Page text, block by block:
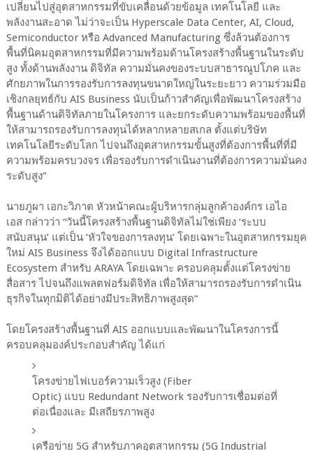
เปลี่ยนไปสู่อุตสาหกรรมที่ขับเคลื่อนด้วยข้อมูล เทคโนโลยี และ
พลังงานสะอาด ไม่ว่าจะเป็น Hyperscale Data Center, AI, Cloud,
Semiconductor หรือ Advanced Manufacturing ซึ่งล้วนต้องการ
พื้นที่นิคมอุตสาหกรรมที่มีความพร้อมด้านโครงสร้างพื้นฐานในระดับ
สูง ทั้งด้านพลังงาน ดิจิทัล ความมั่นคงของระบบสาธารณูปโภค และ
ศักยภาพในการรองรับการลงทุนขนาดใหญ่ในระยะยาว ความร่วมมือ
เชิงกลยุทธ์กับ AIS Business นับเป็นก้าวสำคัญเพื่อพัฒนาโครงสร้าง
พื้นฐานด้านดิจิทัลภายในโครงการ และยกระดับความพร้อมของพื้นที่
ให้สามารถรองรับการลงทุนได้หลากหลายสเกล ตั้งแต่บริษัท
เทคโนโลยีระดับโลก ไปจนถึงอุตสาหกรรมขั้นสูงที่ต้องการพื้นที่ที่มี
ความพร้อมครบวงจร เพื่อรองรับการดำเนินงานที่ต้องการความมั่นคง
ระดับสูง”
นายภูผา เอกะวิภาต หัวหน้าคณะผู้บริหารกลุ่มลูกค้าองค์กร เอไอ
เอส กล่าวว่า “วันนี้โครงสร้างพื้นฐานดิจิทัลไม่ใช่เพียง ‘ระบบ
สนับสนุน’ แต่เป็น ‘หัวใจของการลงทุน’ โดยเฉพาะในอุตสาหกรรมยุค
ใหม่ AIS Business จึงได้ออกแบบ Digital Infrastructure
Ecosystem สำหรับ ARAYA โดยเฉพาะ ครอบคลุมตั้งแต่โครงข่าย
สื่อสาร ไปจนถึงแพลตฟอร์มดิจิทัล เพื่อให้สามารถรองรับการดำเนิน
ธุรกิจในทุกมิติได้อย่างมีประสิทธิภาพสูงสุด”
โดยโครงสร้างพื้นฐานที่ AIS ออกแบบและพัฒนาในโครงการนี้
ครอบคลุมองค์ประกอบสำคัญ ได้แก่
โครงข่ายไฟเบอร์ความเร็วสูง (Fiber
Optic) แบบ Redundant Network รองรับการเชื่อมต่อที่
ต่อเนื่องและ มีเสถียรภาพสูง
เครือข่าย 5G สำหรับภาคอุตสาหกรรม (5G Industrial